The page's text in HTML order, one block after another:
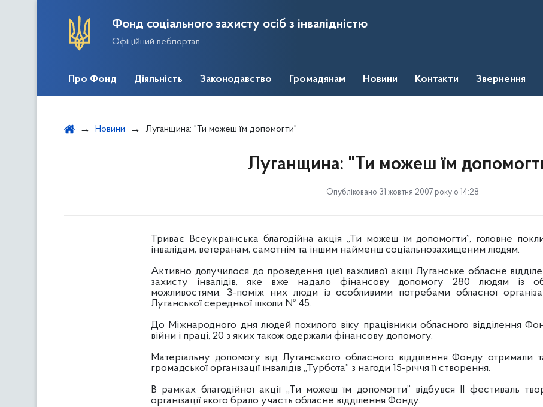
Фонд соціального захисту осіб з інвалідністю
Офіційний вебпортал
Про Фонд Діяльність Законодавство Громадянам Новини Контакти Звернення
Новини Луганщина: "Ти можеш їм допомогти"
Луганщина: "Ти можеш їм
Опубліковано 31 жовтня 2007 року о 14:28
Триває Всеукраїнська благодійна акція „Ти можеш їм допомогти”, головне
інвалідам, ветеранам, самотнім та іншим найменш соціальнозахищеним людям.
Активно долучилося до проведення цієї важливої акції Луганське обласне
захисту інвалідів, яке вже надало фінансову допомогу 280 людям із
можливостями. З-поміж них люди із особливими потребами обласної
Луганської середньої школи № 45.
До Міжнародного дня людей похилого віку працівники обласного відділення
війни і праці, 20 з яких також одержали фінансову допомогу.
Матеріальну допомогу від Луганського обласного відділення Фонду отримали
громадської організації інвалідів „Турбота” з нагоди 15-річчя її створення.
В рамках благодійної акції „Ти можеш їм допомогти” відбувся ІІ фестиваль
організації якого брало участь обласне відділення Фонду.